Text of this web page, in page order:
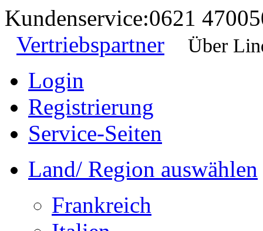
Kundenservice:0621
Vertriebspartner
Über
Login
Registrierung
Service-Seiten
Land/ Region auswählen
Frankreich